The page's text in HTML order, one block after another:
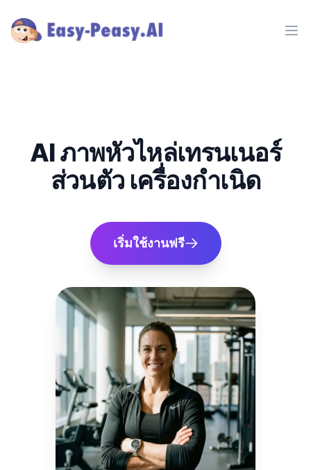
AI ภาพหัวไหล่เทรนเนอร์
ส่วนตัว เครื่องกำเนิด
เริ่มใช้งานฟรี